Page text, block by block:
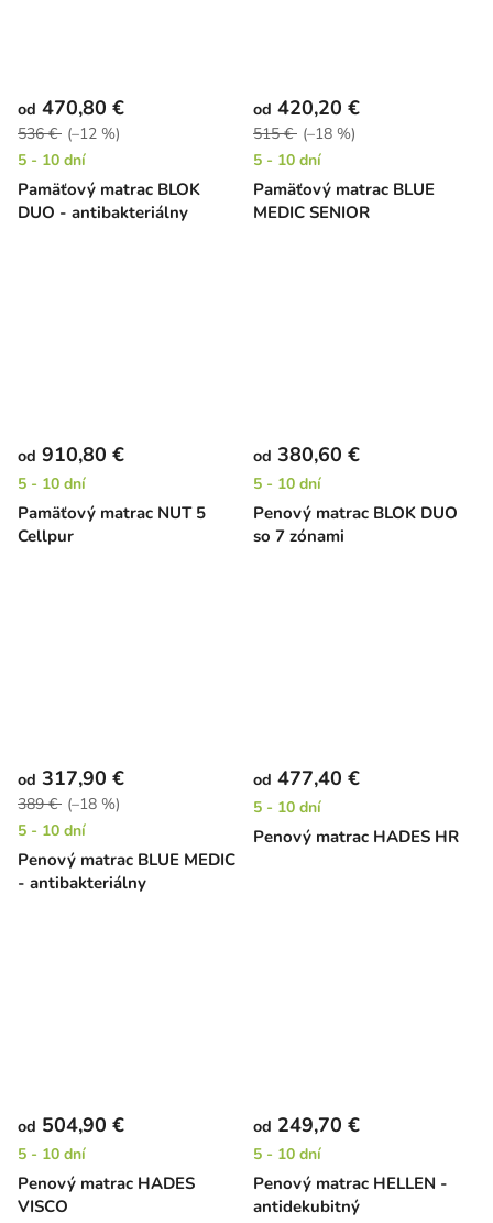
Pamäťový matrac BLOK
DUO - antibakteriálny
od 470,80 €
536 € (–12 %)
5 - 10 dní
Pamäťový matrac BLUE
MEDIC SENIOR
od 420,20 €
515 € (–18 %)
5 - 10 dní
Pamäťový matrac NUT 5
Cellpur
od 910,80 €
5 - 10 dní
Penový matrac BLOK DUO
so 7 zónami
od 380,60 €
5 - 10 dní
Penový matrac BLUE MEDIC
- antibakteriálny
od 317,90 €
389 € (–18 %)
5 - 10 dní
Penový matrac HADES HR
od 477,40 €
5 - 10 dní
Penový matrac HADES
VISCO
od 504,90 €
5 - 10 dní
Penový matrac HELLEN -
antidekubitný
od 249,70 €
5 - 10 dní